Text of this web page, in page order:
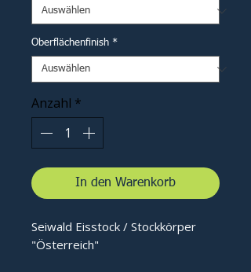
Oberflächenfinish *
Anzahl *
In den Warenkorb
Seiwald Eisstock / Stockkörper
"Österreich"